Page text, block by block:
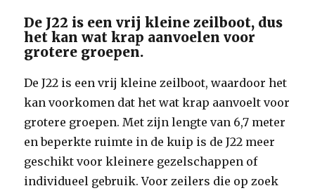
De J22 is een vrij kleine zeilboot, dus
het kan wat krap aanvoelen voor
grotere groepen.
De J22 is een vrij kleine zeilboot, waardoor het
kan voorkomen dat het wat krap aanvoelt voor
grotere groepen. Met zijn lengte van 6,7 meter
en beperkte ruimte in de kuip is de J22 meer
geschikt voor kleinere gezelschappen of
individueel gebruik. Voor zeilers die op zoek